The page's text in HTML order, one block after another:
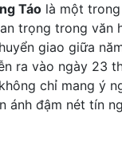
Táo là một
trọng trong văn
giao giữa
ra vào ngày 23
chỉ mang ý
ánh đậm nét tín